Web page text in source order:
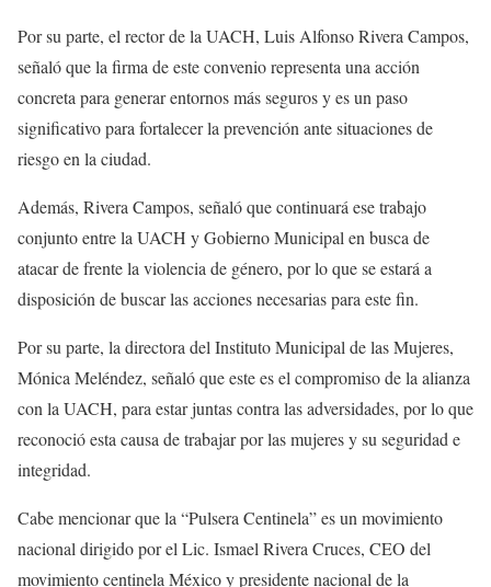
Por su parte, el rector de la UACH, Luis Alfonso Rivera Campos,
señaló que la firma de este convenio representa una acción
concreta para generar entornos más seguros y es un paso
significativo para fortalecer la prevención ante situaciones de
riesgo en la ciudad.
Además, Rivera Campos, señaló que continuará ese trabajo
conjunto entre la UACH y Gobierno Municipal en busca de
atacar de frente la violencia de género, por lo que se estará a
disposición de buscar las acciones necesarias para este fin.
Por su parte, la directora del Instituto Municipal de las Mujeres,
Mónica Meléndez, señaló que este es el compromiso de la alianza
con la UACH, para estar juntas contra las adversidades, por lo que
reconoció esta causa de trabajar por las mujeres y su seguridad e
integridad.
Cabe mencionar que la “Pulsera Centinela” es un movimiento
nacional dirigido por el Lic. Ismael Rivera Cruces, CEO del
movimiento centinela México y presidente nacional de la